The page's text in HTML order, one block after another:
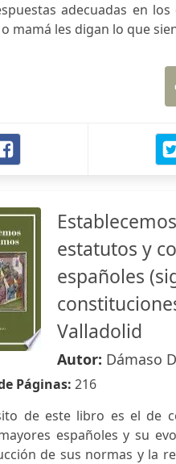
adecuadas en
mamá les digan lo que
estatutos y
españoles
Valladolid
Autor: Dámaso
Páginas: 216
de este libro es el de
españoles y su
de sus normas y la